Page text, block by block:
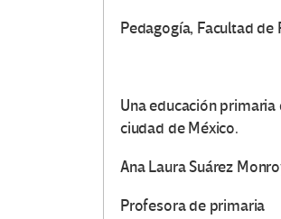
Pedagogía, Facultad
Una educación
ciudad de México.
Ana Laura Suárez
Profesora de primaria